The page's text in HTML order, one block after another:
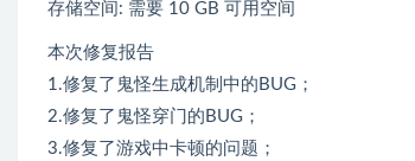
存储空间: 需要 10 GB 可用空间
本次修复报告
1.修复了鬼怪生成机制中的BUG；
2.修复了鬼怪穿门的BUG；
3.修复了游戏中卡顿的问题；